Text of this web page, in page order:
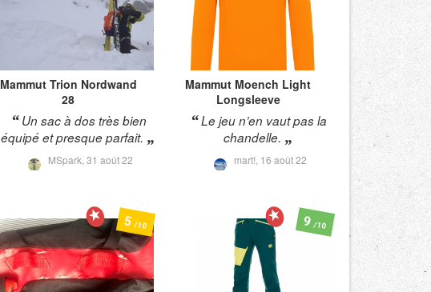
Mammut Trion Nordwand
28
Un sac à dos très bien
équipé et presque parfait.
MSpark, 31 août 22
Mammut Moench Light
Longsleeve
Le jeu n’en vaut pas la
chandelle.
mart!, 16 août 22
5/10 9/10